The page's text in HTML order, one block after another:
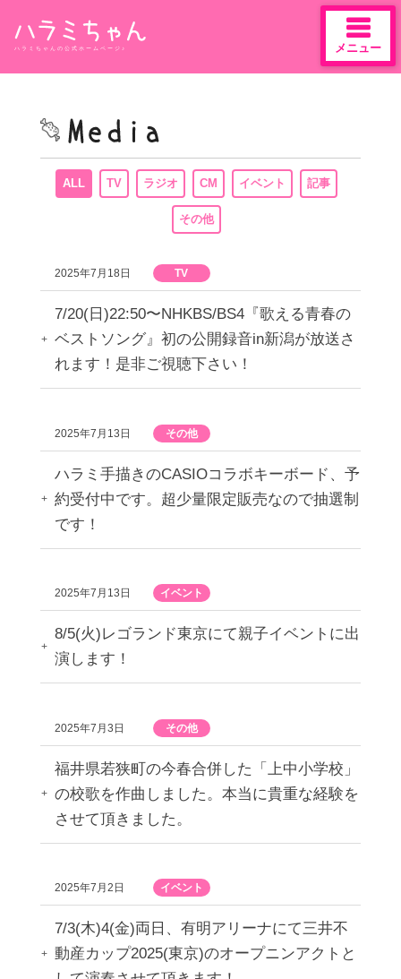
content
ハラミちゃんの公式ホームページ♪ メニュー
ALL TV ラジオ CM イベント 記事
その他
2025年7月18日 TV
7/20(日)22:50〜NHKBS/BS4『歌える青春の
ベストソング』初の公開録音in新潟が放送さ
れます！是非ご視聴下さい！
2025年7月13日 その他
ハラミ手描きのCASIOコラボキーボード、予
約受付中です。超少量限定販売なので抽選制
です！
2025年7月13日 イベント
8/5(火)レゴランド東京にて親子イベントに出
演します！
2025年7月3日 その他
福井県若狭町の今春合併した「上中小学校」
の校歌を作曲しました。本当に貴重な経験を
させて頂きました。
2025年7月2日 イベント
7/3(木)4(金)両日、有明アリーナにて三井不
動産カップ2025(東京)のオープニンアクトと